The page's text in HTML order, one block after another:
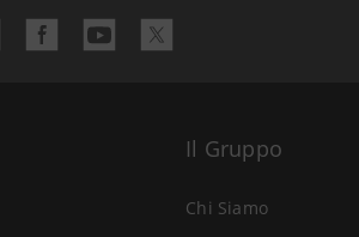
Il Gruppo
Chi Siamo